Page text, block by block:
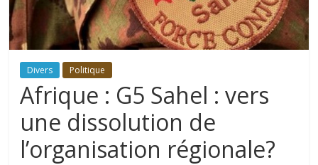
Divers Politique
Afrique : G5 Sahel : vers
une dissolution de
l’organisation régionale?